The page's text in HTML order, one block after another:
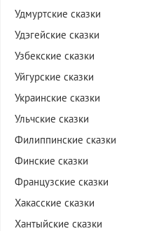
Удмуртские сказки
Удэгейские сказки
Узбекские сказки
Уйгурские сказки
Украинские сказки
Ульчские сказки
Филиппинские сказки
Финские сказки
Французские сказки
Хакасские сказки
Хантыйские сказки